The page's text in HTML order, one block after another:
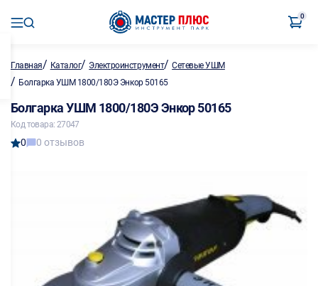
0
Главная/ Каталог/ Электроинструмент/Сетевые УШМ
/ Болгарка УШМ 1800/180Э Энкор 50165
Болгарка УШМ 1800/180Э Энкор 50165
Код товара: 27047
0 0 отзывов